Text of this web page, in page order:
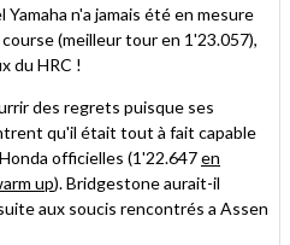
n'a jamais été en mesure
(meilleur tour en 1'23.057),
du HRC !
des regrets puisque ses
qu'il était tout à fait capable
officielles (1'22.647en
up). Bridgestone aurait-il
aux soucis rencontrés a Assen